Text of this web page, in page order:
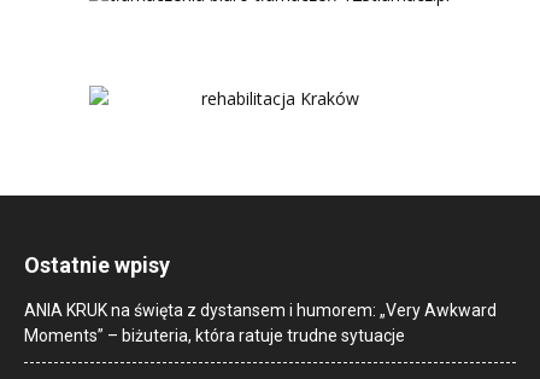
Ostatnie wpisy
ANIA KRUK na święta z dystansem i humorem: „Very Awkward
Moments” – biżuteria, która ratuje trudne sytuacje